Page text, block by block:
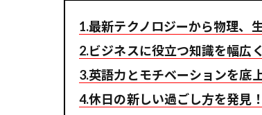
1.最新テクノロジーから物理、
2.ビジネスに役立つ知識を幅広
3.英語力とモチベーションを底
4.休日の新しい過ごし方を発見